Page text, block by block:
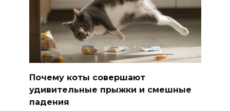
Почему коты совершают
удивительные прыжки и смешные
падения